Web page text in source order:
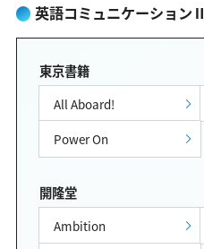
英語コミュニケーションⅡ
東京書籍
All Aboard!
Power On
開隆堂
Ambition